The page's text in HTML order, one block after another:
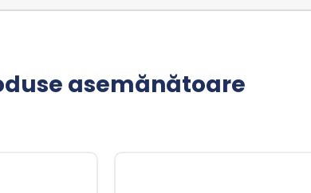
asemănătoare